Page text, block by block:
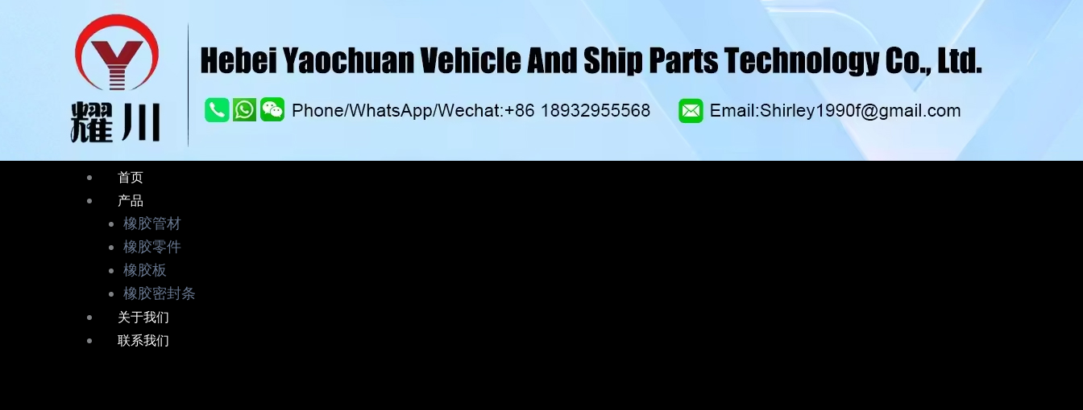
首页
产品
橡胶管材
橡胶零件
橡胶板
橡胶密封条
关于我们
联系我们